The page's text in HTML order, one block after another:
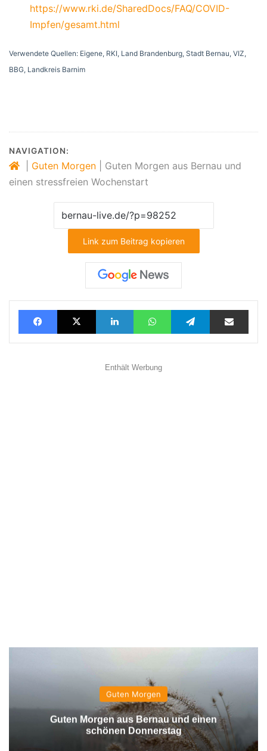
https://www.rki.de/SharedDocs/FAQ/COVID-
Impfen/gesamt.html
Verwendete Quellen: Eigene, RKI, Land Brandenburg, Stadt Bernau, VIZ,
BBG, Landkreis Barnim
NAVIGATION:
Guten Morgen
Guten Morgen aus Bernau und
einen stressfreien Wochenstart
Link zum Beitrag kopieren
FacebookX LinkedInWhatsAppTelegramTeilen via E-Mail
Enthält Werbung
Guten Morgen
Guten Morgen aus Bernau und einen
schönen Donnerstag